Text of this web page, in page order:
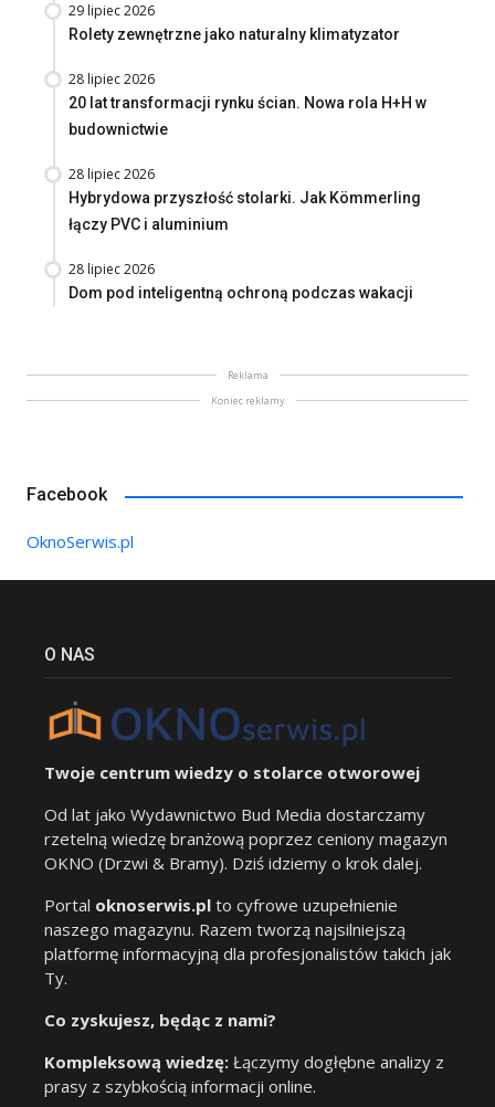
29 lipiec 2026
Rolety zewnętrzne jako naturalny klimatyzator
28 lipiec 2026
20 lat transformacji rynku ścian. Nowa rola H+H w
budownictwie
28 lipiec 2026
Hybrydowa przyszłość stolarki. Jak Kömmerling
łączy PVC i aluminium
28 lipiec 2026
Dom pod inteligentną ochroną podczas wakacji
Reklama
Koniec reklamy
Facebook
OknoSerwis.pl
O NAS
Twoje centrum wiedzy o stolarce otworowej
Od lat jako Wydawnictwo Bud Media dostarczamy
rzetelną wiedzę branżową poprzez ceniony magazyn
OKNO (Drzwi & Bramy). Dziś idziemy o krok dalej.
Portal oknoserwis.pl to cyfrowe uzupełnienie
naszego magazynu. Razem tworzą najsilniejszą
platformę informacyjną dla profesjonalistów takich jak
Ty.
Co zyskujesz, będąc z nami?
Kompleksową wiedzę: Łączymy dogłębne analizy z
prasy z szybkością informacji online.